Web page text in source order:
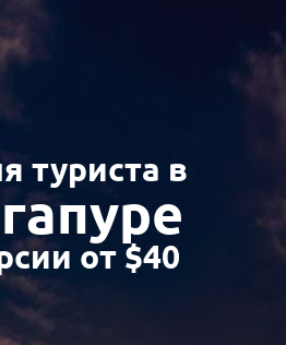
туриста в
от $40